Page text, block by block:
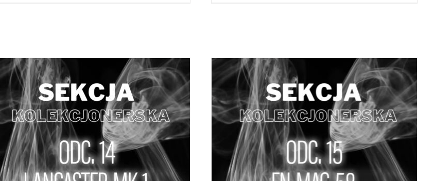
DODAJ DO KOSZYKA SZCZEGÓŁY DODAJ DO KOSZYKA SZCZEGÓŁY